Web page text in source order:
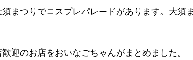
まつりでコスプレパレードがあります。大須
迎のお店をおいなごちゃんがまとめました。